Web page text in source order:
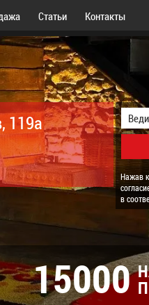
Статьи Контакты
119а
Нажав
в
15000